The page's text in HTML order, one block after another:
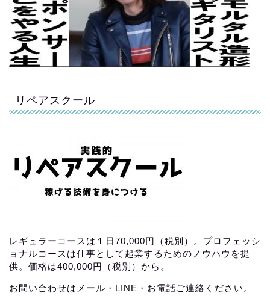
リペアスクール
レギュラーコースは１日70,000円（税別）。プロフェッシ
ョナルコースは仕事として起業するためのノウハウを提
供。価格は400,000円（税別）から。
お問い合わせはメール・LINE・お電話ご連絡ください。